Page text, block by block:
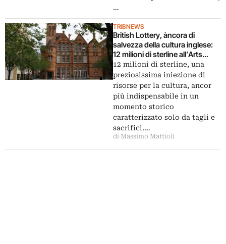
…
TRIBNEWS
British Lottery, àncora di
salvezza della cultura inglese:
12 milioni di sterline all’Arts
Council per teatri, cinema e
musei. E anche in Italia Il Gioco
del Lotto…
12 milioni di sterline, una
preziosissima iniezione di
risorse per la cultura, ancor
più indispensabile in un
momento storico
caratterizzato solo da tagli e
sacrifici.…
di Massimo Mattioli